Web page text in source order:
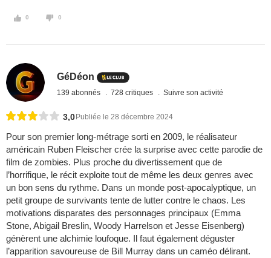
0 0
GéDéon
139 abonnés 728 critiques Suivre son activité
3,0 Publiée le 28 décembre 2024
Pour son premier long-métrage sorti en 2009, le réalisateur
américain Ruben Fleischer crée la surprise avec cette parodie de
film de zombies. Plus proche du divertissement que de
l’horrifique, le récit exploite tout de même les deux genres avec
un bon sens du rythme. Dans un monde post-apocalyptique, un
petit groupe de survivants tente de lutter contre le chaos. Les
motivations disparates des personnages principaux (Emma
Stone, Abigail Breslin, Woody Harrelson et Jesse Eisenberg)
génèrent une alchimie loufoque. Il faut également déguster
l’apparition savoureuse de Bill Murray dans un caméo délirant.